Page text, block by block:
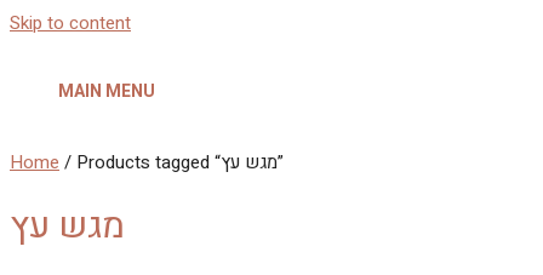
Skip to content
MAIN MENU
Home / Products tagged “מגש עץ”
מגש עץ